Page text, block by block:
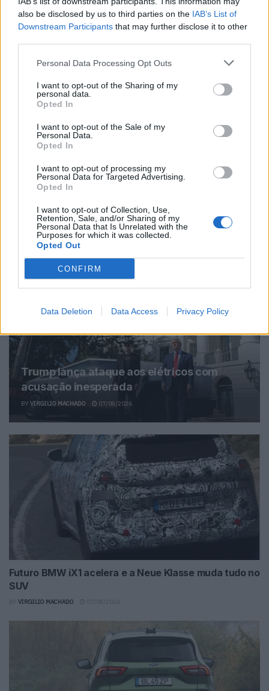
also be disclosed by us to third parties on the IAB’s List of
Downstream Participants that may further disclose it to other
Personal Data Processing Opt Outs
I want to opt-out of the Sharing of my
personal data.
Opted In
I want to opt-out of the Sale of my
Personal Data.
Opted In
I want to opt-out of processing my
Personal Data for Targeted Advertising.
Opted In
I want to opt-out of Collection, Use,
Retention, Sale, and/or Sharing of my
Personal Data that Is Unrelated with the
Purposes for which it was collected.
Opted Out
CONFIRM
Data Deletion Data Access Privacy Policy
determinante para o crescimento global da marca. Com
esta edição, a casa de Sant’Agata Bolognese reforça o
seu compromisso com inovação, exclusividade e ligação
Estados Unidos
Lamborghini
Revulto NA63
Sant´Agata Bolognese
Virgilio Machado
Related Posts
Trump lança ataque aos elétricos com
acusação inesperada
BY VIRGILIO MACHADO 07/08/2026
Futuro BMW iX1 acelera e a Neue Klasse muda tudo no
SUV
VIRGILIO MACHADO